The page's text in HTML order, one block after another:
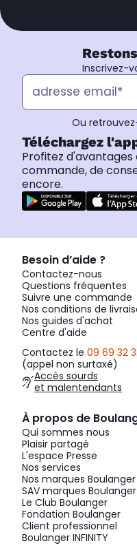
Inscrivez-
Ou
Téléchargez
Profitez d'avantages
commande, de
encore.
Besoin d’aide ?
Contactez-nous
Questions fréquentes
Suivre une commande
Nos conditions de
Nos guides d'achat
Centre d'aide
Contactez le 09 69 32
(appel non surtaxé)
Accès sourds
et malentendants
À propos de
Qui sommes nous
Plaisir partagé
L'espace Presse
Nos services
Nos marques Boulanger
SAV marques Boulanger
Le Club Boulanger
Fondation Boulanger
Client professionnel
Boulanger INFINITY